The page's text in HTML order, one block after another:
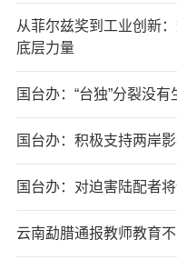
从菲尔兹奖到工业创新
底层力量
国台办：“台独”分裂没
国台办：积极支持两岸
国台办：对迫害陆配者
云南勐腊通报教师教育